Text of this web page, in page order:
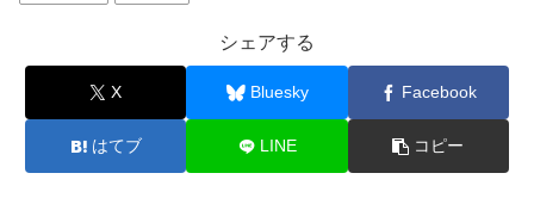
シェアする
X Bluesky Facebook
はてブ LINE コピー